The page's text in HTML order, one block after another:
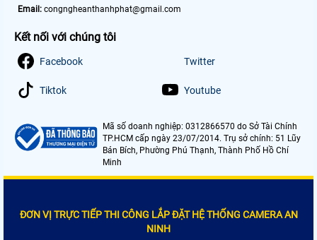
Email: congngheanthanhphat@gmail.com
Kết nối với chúng tôi
Facebook Twitter
Tiktok Youtube
Mã số doanh nghiệp: 0312866570 do Sở Tài Chính
TP.HCM cấp ngày 23/07/2014. Trụ sở chính: 51 Lũy
Bán Bích, Phường Phú Thạnh, Thành Phố Hồ Chí
Minh
ĐƠN VỊ TRỰC TIẾP THI CÔNG LẮP ĐẶT HỆ THỐNG CAMERA AN
NINH